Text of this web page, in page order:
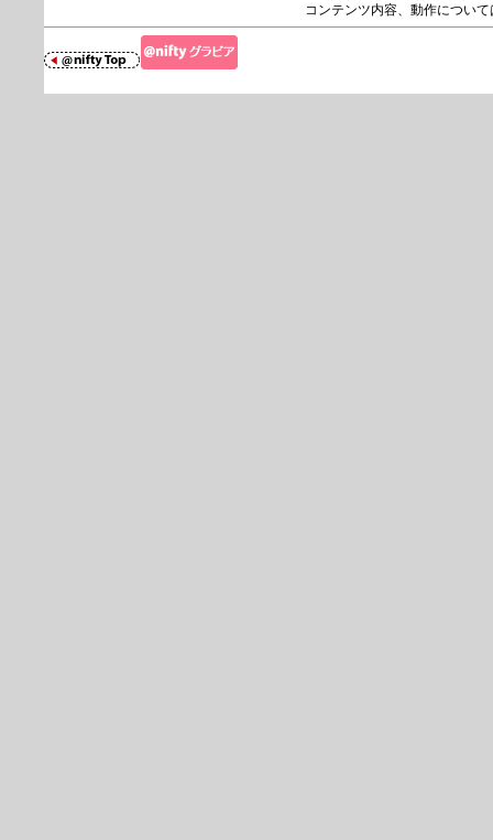
コンテンツ内容、動作について